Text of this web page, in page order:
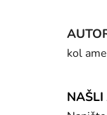
kol
NAŠLI